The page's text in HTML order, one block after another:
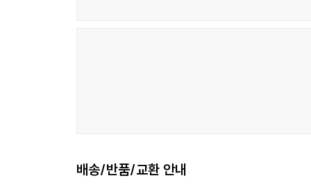
허구와 현실이 뒤섞인 공포문학의 진수
배송/반품/교환 안내